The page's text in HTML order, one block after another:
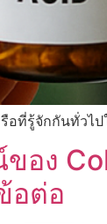
อที่รู้จักกันทั่วไ
อง
อต่อ